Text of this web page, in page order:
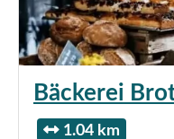
Bäckerei
1.04 km